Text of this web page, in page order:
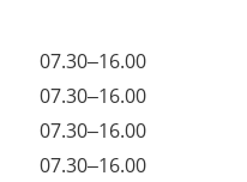
07.30–16.00
07.30–16.00
07.30–16.00
07.30–16.00